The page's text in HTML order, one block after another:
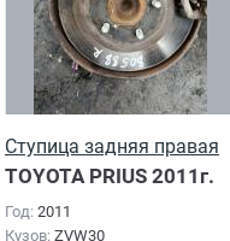
Ступица задняя правая
TOYOTA PRIUS 2011г.
Год: 2011
Кузов: ZVW30